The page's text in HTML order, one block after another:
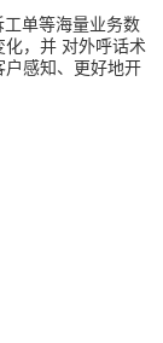
单等海量业务数
，并 对外呼话术
户感知、更好地开